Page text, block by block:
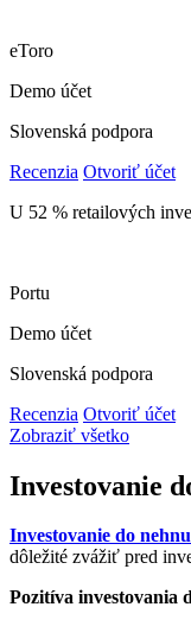
eToro
Demo účet
Slovenská podpora
Recenzia Otvoriť účet
U 52 % retailových
Portu
Demo účet
Slovenská podpora
Recenzia Otvoriť účet
Zobraziť všetko
Investovanie
Investovanie do
dôležité zvážiť pred
Pozitíva investovania